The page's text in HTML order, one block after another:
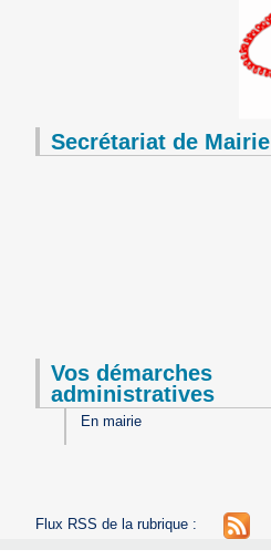
Secrétariat de Mairie
Vos démarches
administratives
En mairie
Flux RSS de la rubrique :